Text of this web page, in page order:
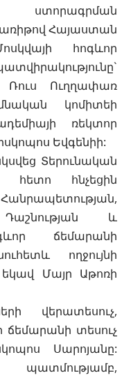
ստորագրման
առիթով Հայաստան
հոգևոր
Ռուս Ուղղափառ
կոմիտեի
ռեկտոր
Եվգենիի:
Տերունական
հետո հնչեցին
և
ճեմարանի
ողջույնի
Մայր Աթոռի
վերատեսուչ,
ճեմարանի տեսուչ
Սարոյանը: